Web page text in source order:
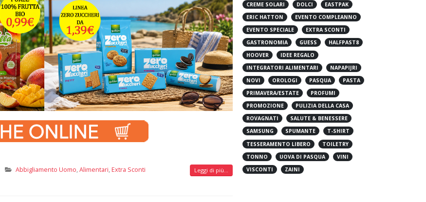
Abbigliamento Uomo,Alimentari,Extra Sconti Leggi di più...
CREME SOLARI
DOLCI
EASTPAK
ERIC HATTON
EVENTO COMPLEANNO
EVENTO SPECIALE
EXTRA SCONTI
GASTRONOMIA
GUESS
HALFPAST8
HOOVER
IDEE REGALO
INTEGRATORI ALIMENTARI
NAPAPIJRI
NOVI
OROLOGI PASQUA
PASTA
PRIMAVERA/ESTATE
PROFUMI
PROMOZIONE
PULIZIA DELLA CASA
ROVAGNATI
SALUTE & BENESSERE
SAMSUNG
SPUMANTE
T-SHIRT
TESSERAMENTO LIBERO
TOILETRY
TONNO
UOVA DI PASQUA
VINI
VISCONTI
ZAINI